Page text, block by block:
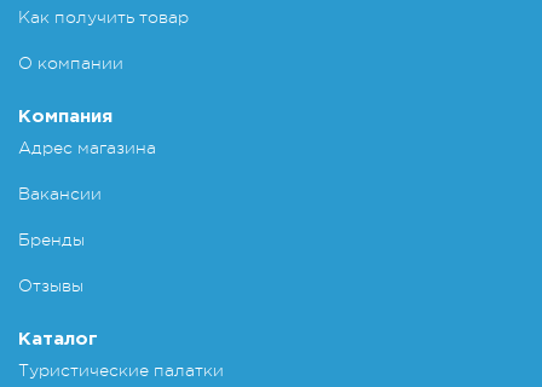
Как получить товар
О компании
Компания
Адрес магазина
Вакансии
Бренды
Отзывы
Каталог
Туристические палатки